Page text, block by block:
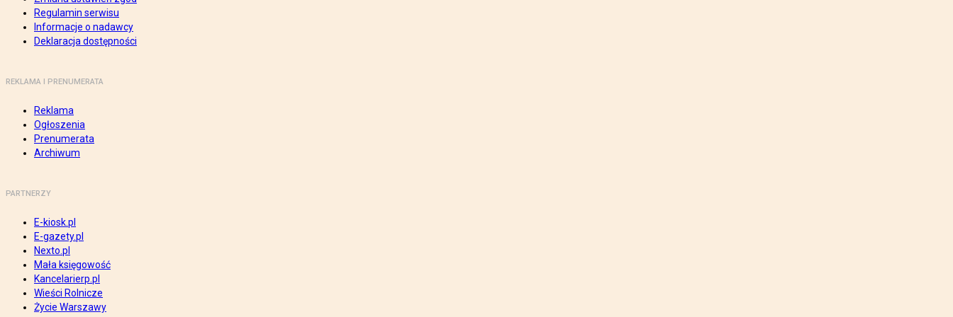
Regulamin serwisu
Informacje o nadawcy
Deklaracja dostępności
REKLAMA I PRENUMERATA
Reklama
Ogłoszenia
Prenumerata
Archiwum
PARTNERZY
E-kiosk.pl
E-gazety.pl
Nexto.pl
Mała księgowość
Kancelarierp.pl
Wieści Rolnicze
Życie Warszawy